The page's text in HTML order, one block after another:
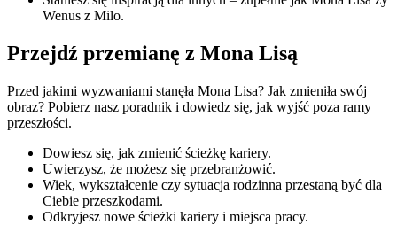
Wenus z Milo.
Przejdź przemianę z Mona Lisą
Przed jakimi wyzwaniami stanęła Mona Lisa? Jak zmieniła swój
obraz? Pobierz nasz poradnik i dowiedz się, jak wyjść poza ramy
przeszłości.
Dowiesz się, jak zmienić ścieżkę kariery.
Uwierzysz, że możesz się przebranżowić.
Wiek, wykształcenie czy sytuacja rodzinna przestaną być dla
Ciebie przeszkodami.
Odkryjesz nowe ścieżki kariery i miejsca pracy.